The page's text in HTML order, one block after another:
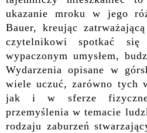
ukazanie mroku w jego
Bauer, kreując
czytelnikowi spotkać
wypaczonym umysłem,
Wydarzenia opisane w
wiele uczuć, zarówno tych
jak i w sferze
przemyślenia w temacie
rodzaju zaburzeń